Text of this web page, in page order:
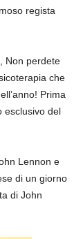
regista
Non perdete
che
Prima
esclusivo del
Lennon e
di un giorno
di John